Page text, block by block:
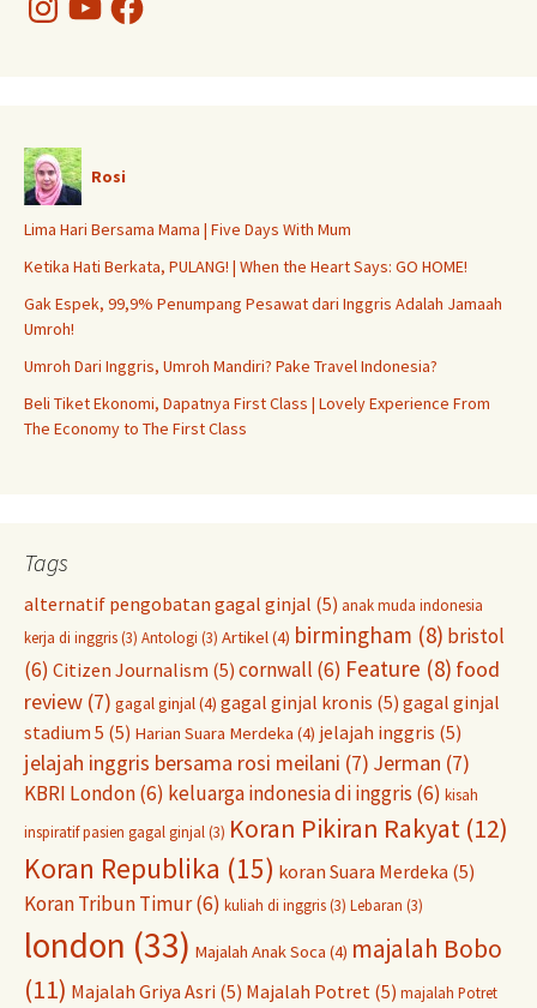
Rosi
Lima Hari Bersama Mama | Five Days With Mum
Ketika Hati Berkata, PULANG! | When the Heart Says: GO HOME!
Gak Espek, 99,9% Penumpang Pesawat dari Inggris Adalah Jamaah
Umroh!
Umroh Dari Inggris, Umroh Mandiri? Pake Travel Indonesia?
Beli Tiket Ekonomi, Dapatnya First Class | Lovely Experience From
The Economy to The First Class
Tags
alternatif pengobatan gagal ginjal (5) anak muda indonesia
kerja di inggris(3) Antologi (3) Artikel (4) birmingham (8) bristol
(6) Citizen Journalism (5) cornwall (6) Feature (8) food
review (7) gagal ginjal (4) gagal ginjal kronis (5) gagal ginjal
stadium 5 (5) Harian Suara Merdeka (4) jelajah inggris (5)
jelajah inggris bersama rosi meilani (7) Jerman (7)
KBRI London(6) keluarga indonesia di inggris(6) kisah
inspiratif pasien gagal ginjal (3) Koran Pikiran Rakyat (12)
Koran Republika (15) koran Suara Merdeka (5)
Koran Tribun Timur(6) kuliah di inggris(3) Lebaran (3)
london (33) Majalah Anak Soca (4) majalah Bobo
(11) Majalah Griya Asri (5) Majalah Potret (5) majalah Potret